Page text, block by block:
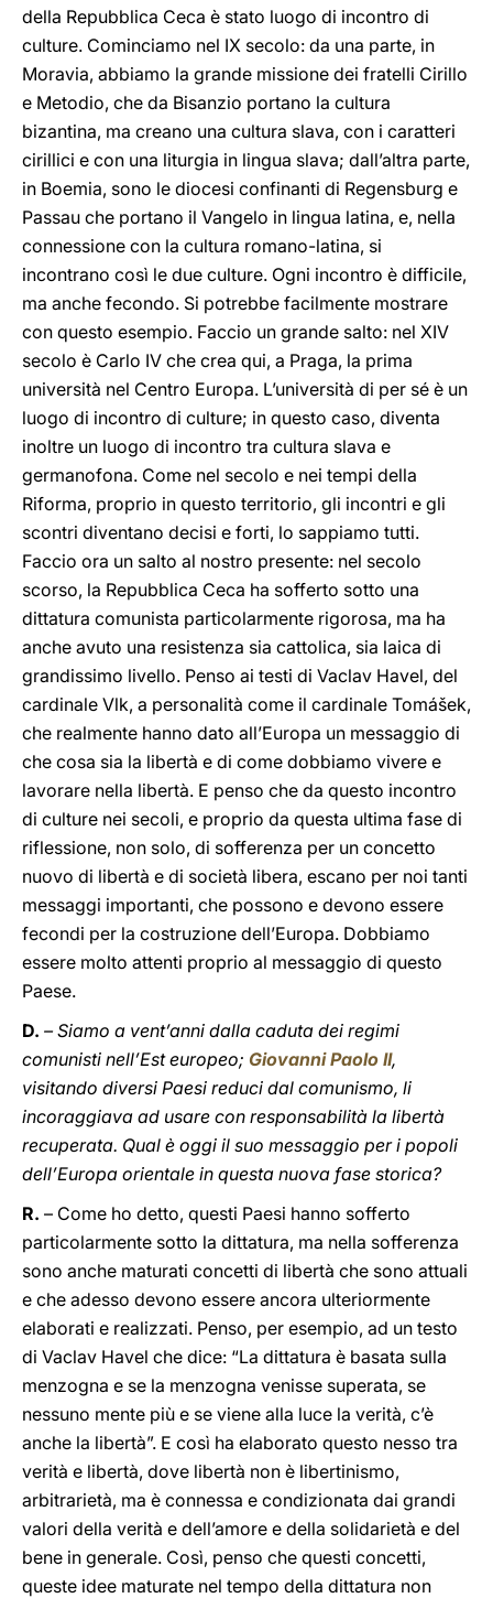
della Repubblica Ceca è stato luogo di incontro di
culture. Cominciamo nel IX secolo: da una parte, in
Moravia, abbiamo la grande missione dei fratelli Cirillo
e Metodio, che da Bisanzio portano la cultura
bizantina, ma creano una cultura slava, con i caratteri
cirillici e con una liturgia in lingua slava; dall’altra parte,
in Boemia, sono le diocesi confinanti di Regensburg e
Passau che portano il Vangelo in lingua latina, e, nella
connessione con la cultura romano-latina, si
incontrano così le due culture. Ogni incontro è difficile,
ma anche fecondo. Si potrebbe facilmente mostrare
con questo esempio. Faccio un grande salto: nel XIV
secolo è Carlo IV che crea qui, a Praga, la prima
università nel Centro Europa. L’università di per sé è un
luogo di incontro di culture; in questo caso, diventa
inoltre un luogo di incontro tra cultura slava e
germanofona. Come nel secolo e nei tempi della
Riforma, proprio in questo territorio, gli incontri e gli
scontri diventano decisi e forti, lo sappiamo tutti.
Faccio ora un salto al nostro presente: nel secolo
scorso, la Repubblica Ceca ha sofferto sotto una
dittatura comunista particolarmente rigorosa, ma ha
anche avuto una resistenza sia cattolica, sia laica di
grandissimo livello. Penso ai testi di Vaclav Havel, del
cardinale Vlk, a personalità come il cardinale Tomášek,
che realmente hanno dato all’Europa un messaggio di
che cosa sia la libertà e di come dobbiamo vivere e
lavorare nella libertà. E penso che da questo incontro
di culture nei secoli, e proprio da questa ultima fase di
riflessione, non solo, di sofferenza per un concetto
nuovo di libertà e di società libera, escano per noi tanti
messaggi importanti, che possono e devono essere
fecondi per la costruzione dell’Europa. Dobbiamo
essere molto attenti proprio al messaggio di questo
Paese.
D. – Siamo a vent’anni dalla caduta dei regimi
comunisti nell’Est europeo; Giovanni Paolo II,
visitando diversi Paesi reduci dal comunismo, li
incoraggiava ad usare con responsabilità la libertà
recuperata. Qual è oggi il suo messaggio per i popoli
dell’Europa orientale in questa nuova fase storica?
R. – Come ho detto, questi Paesi hanno sofferto
particolarmente sotto la dittatura, ma nella sofferenza
sono anche maturati concetti di libertà che sono attuali
e che adesso devono essere ancora ulteriormente
elaborati e realizzati. Penso, per esempio, ad un testo
di Vaclav Havel che dice: “La dittatura è basata sulla
menzogna e se la menzogna venisse superata, se
nessuno mente più e se viene alla luce la verità, c’è
anche la libertà”. E così ha elaborato questo nesso tra
verità e libertà, dove libertà non è libertinismo,
arbitrarietà, ma è connessa e condizionata dai grandi
valori della verità e dell’amore e della solidarietà e del
bene in generale. Così, penso che questi concetti,
queste idee maturate nel tempo della dittatura non